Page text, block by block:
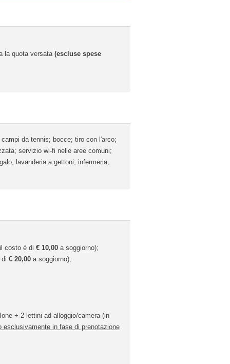
la quota versata (escluse spese
da tennis; bocce; tiro con l'arco;
servizio wi-fi nelle aree comuni;
lavanderia a gettoni; infermeria,
il costo è di € 10,00a soggiorno);
€ 20,00a soggiorno);
+ 2 lettini ad alloggio/camera (in
esclusivamente in fase di prenotazione